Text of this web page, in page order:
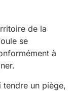
de la
se
à
tendre un piège,